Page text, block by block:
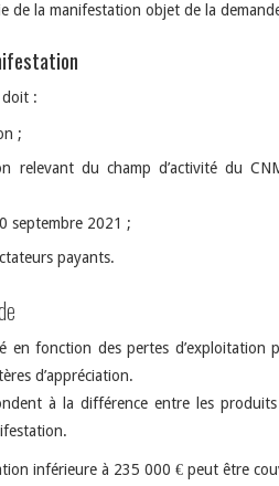
de la manifestation objet de la
:
;
relevant du champ d’activité du
septembre 2021 ;
payants.
en fonction des pertes
d’appréciation.
à la différence entre les
inférieure à 235 000 € peut être